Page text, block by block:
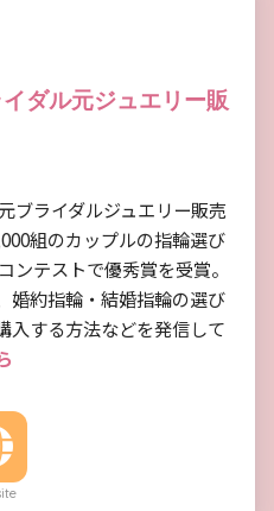
イダル元ジュエリー販
ブライダルジュエリー販売
組のカップルの指輪選び
ンテストで優秀賞を受賞。
婚約指輪・結婚指輪の選び
入する方法などを発信して